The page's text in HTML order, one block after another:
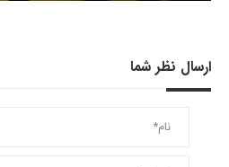
ارسال نظر شما